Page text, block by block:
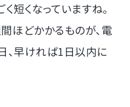
短くなっていますね。
ほどかかるものが、電
、早ければ1日以内に